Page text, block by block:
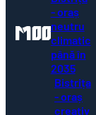
neutru
climatic
până în
2035
Bistrița
- oraș
creativ
UNESCO